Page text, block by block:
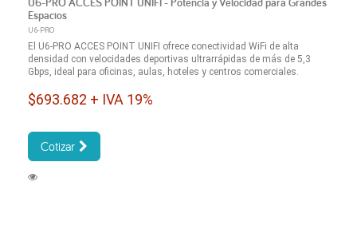
Espacios
U6-PRO
El U6-PRO ACCES POINT UNIFI ofrece conectividad WiFi de alta
densidad con velocidades deportivas ultrarrápidas de más de 5,3
Gbps, ideal para oficinas, aulas, hoteles y centros comerciales.
$693.682 + IVA 19%
Cotizar